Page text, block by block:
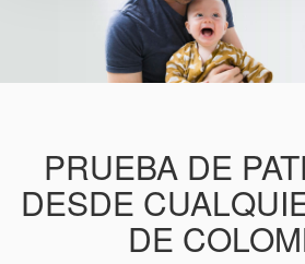
PRUEBA DE
DESDE
DE